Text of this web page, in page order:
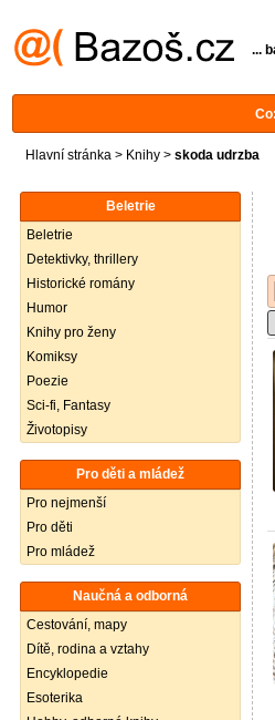
...
Hlavní stránka > Knihy > skoda udrzba
Beletrie
Beletrie
Detektivky, thrillery
Historické romány
Humor
Knihy pro ženy
Komiksy
Poezie
Sci-fi, Fantasy
Životopisy
Pro děti a mládež
Pro nejmenší
Pro děti
Pro mládež
Naučná a odborná
Cestování, mapy
Dítě, rodina a vztahy
Encyklopedie
Esoterika